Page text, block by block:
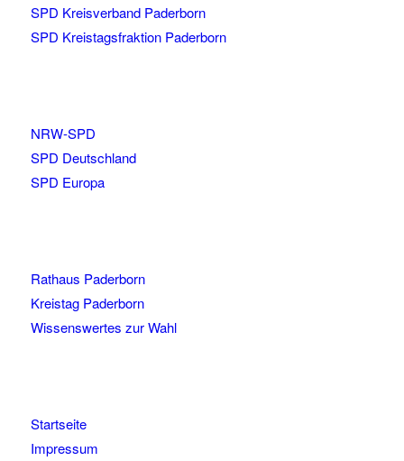
SPD Kreisverband Paderborn
SPD Kreistagsfraktion Paderborn
NRW-SPD
SPD Deutschland
SPD Europa
Rathaus Paderborn
Kreistag Paderborn
Wissenswertes zur Wahl
Startseite
Impressum